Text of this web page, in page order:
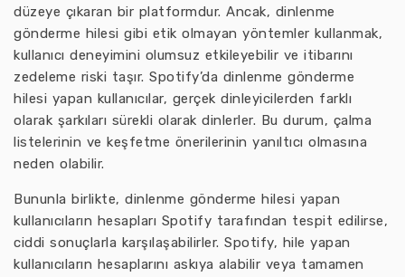
düzeye çıkaran bir platformdur. Ancak, dinlenme
gönderme hilesi gibi etik olmayan yöntemler kullanmak,
kullanıcı deneyimini olumsuz etkileyebilir ve itibarını
zedeleme riski taşır. Spotify’da dinlenme gönderme
hilesi yapan kullanıcılar, gerçek dinleyicilerden farklı
olarak şarkıları sürekli olarak dinlerler. Bu durum, çalma
listelerinin ve keşfetme önerilerinin yanıltıcı olmasına
neden olabilir.
Bununla birlikte, dinlenme gönderme hilesi yapan
kullanıcıların hesapları Spotify tarafından tespit edilirse,
ciddi sonuçlarla karşılaşabilirler. Spotify, hile yapan
kullanıcıların hesaplarını askıya alabilir veya tamamen